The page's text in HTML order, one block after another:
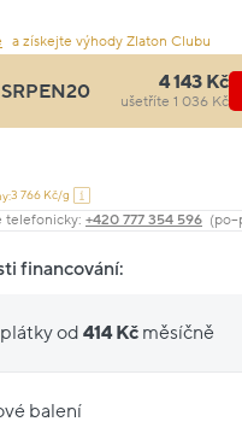
a získejte výhody Zlaton Clubu
SRPEN20 4 143 Kč
ušetříte 1 036 Kč
3 766 Kč/g
telefonicky: +420 777 354 596
financování:
od 414 Kč měsíčně
balení